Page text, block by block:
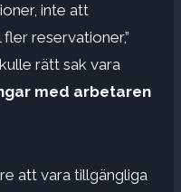
inte att
reservationer,”
rätt sak vara
med arbetaren
att vara tillgängliga